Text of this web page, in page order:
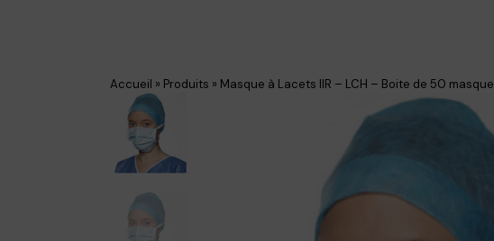
Accueil » Produits » Masque à Lacets llR – LCH – Boite de 50 masque